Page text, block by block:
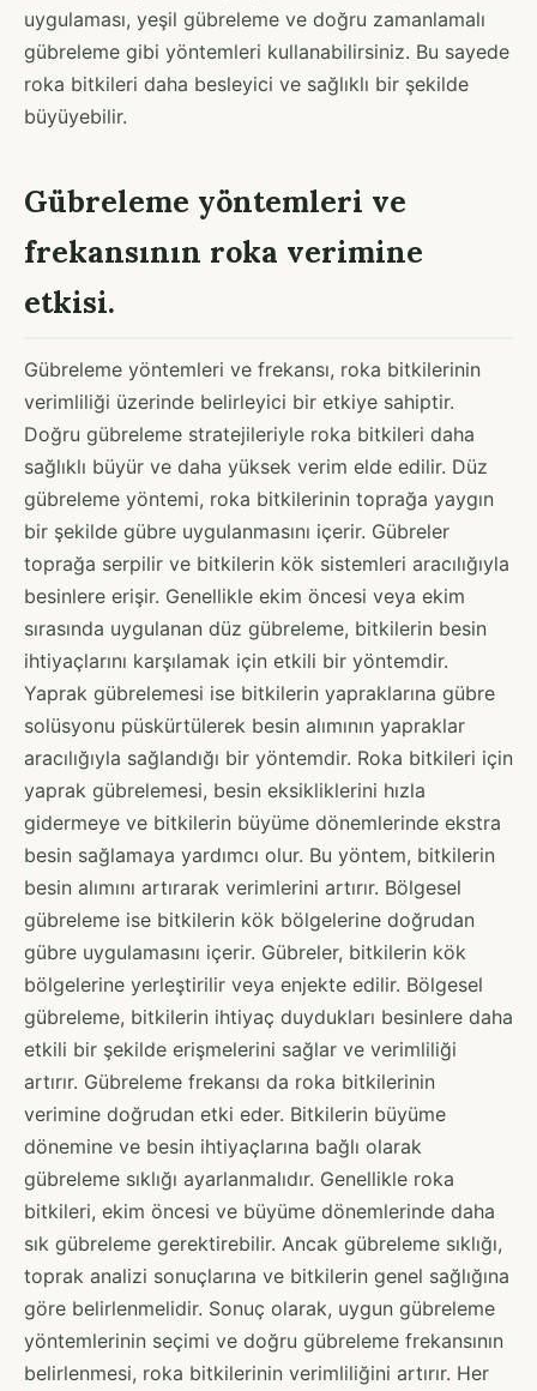
uygulaması, yeşil gübreleme ve doğru zamanlamalı
gübreleme gibi yöntemleri kullanabilirsiniz. Bu sayede
roka bitkileri daha besleyici ve sağlıklı bir şekilde
büyüyebilir.
Gübreleme yöntemleri ve
frekansının roka verimine
etkisi.
Gübreleme yöntemleri ve frekansı, roka bitkilerinin
verimliliği üzerinde belirleyici bir etkiye sahiptir.
Doğru gübreleme stratejileriyle roka bitkileri daha
sağlıklı büyür ve daha yüksek verim elde edilir. Düz
gübreleme yöntemi, roka bitkilerinin toprağa yaygın
bir şekilde gübre uygulanmasını içerir. Gübreler
toprağa serpilir ve bitkilerin kök sistemleri aracılığıyla
besinlere erişir. Genellikle ekim öncesi veya ekim
sırasında uygulanan düz gübreleme, bitkilerin besin
ihtiyaçlarını karşılamak için etkili bir yöntemdir.
Yaprak gübrelemesi ise bitkilerin yapraklarına gübre
solüsyonu püskürtülerek besin alımının yapraklar
aracılığıyla sağlandığı bir yöntemdir. Roka bitkileri için
yaprak gübrelemesi, besin eksikliklerini hızla
gidermeye ve bitkilerin büyüme dönemlerinde ekstra
besin sağlamaya yardımcı olur. Bu yöntem, bitkilerin
besin alımını artırarak verimlerini artırır. Bölgesel
gübreleme ise bitkilerin kök bölgelerine doğrudan
gübre uygulamasını içerir. Gübreler, bitkilerin kök
bölgelerine yerleştirilir veya enjekte edilir. Bölgesel
gübreleme, bitkilerin ihtiyaç duydukları besinlere daha
etkili bir şekilde erişmelerini sağlar ve verimliliği
artırır. Gübreleme frekansı da roka bitkilerinin
verimine doğrudan etki eder. Bitkilerin büyüme
dönemine ve besin ihtiyaçlarına bağlı olarak
gübreleme sıklığı ayarlanmalıdır. Genellikle roka
bitkileri, ekim öncesi ve büyüme dönemlerinde daha
sık gübreleme gerektirebilir. Ancak gübreleme sıklığı,
toprak analizi sonuçlarına ve bitkilerin genel sağlığına
göre belirlenmelidir. Sonuç olarak, uygun gübreleme
yöntemlerinin seçimi ve doğru gübreleme frekansının
belirlenmesi, roka bitkilerinin verimliliğini artırır. Her